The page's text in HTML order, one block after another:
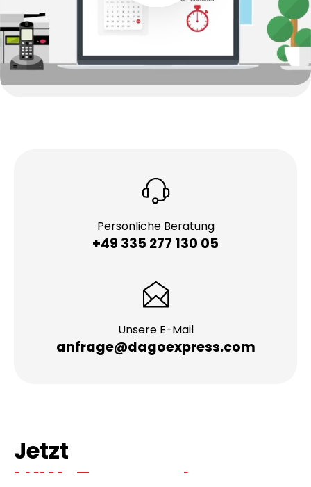
Persönliche Beratung
+49 335 277 130 05
Unsere E-Mail
anfrage@dagoexpress.com
Jetzt
LKW-Transport